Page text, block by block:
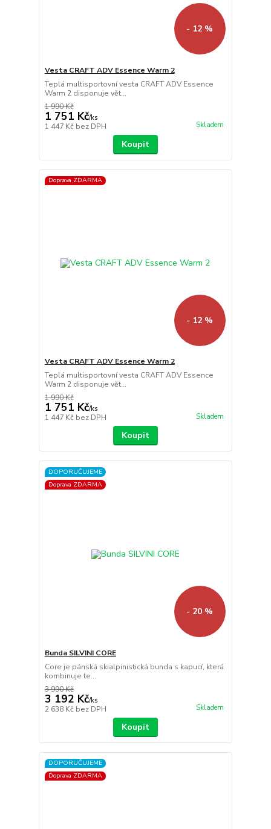
- 12 %
Vesta CRAFT ADV Essence Warm 2
Teplá multisportovní vesta CRAFT ADV Essence
Warm 2 disponuje vět...
1 990 Kč
1 751 Kč/ks
1 447 Kč bez DPH Skladem
Koupit
Doprava ZDARMA
- 12 %
Vesta CRAFT ADV Essence Warm 2
Teplá multisportovní vesta CRAFT ADV Essence
Warm 2 disponuje vět...
1 990 Kč
1 751 Kč/ks
1 447 Kč bez DPH Skladem
Koupit
DOPORUČUJEME
Doprava ZDARMA
- 20 %
Bunda SILVINI CORE
Core je pánská skialpinistická bunda s kapucí, která
kombinuje te...
3 990 Kč
3 192 Kč/ks
2 638 Kč bez DPH Skladem
Koupit
DOPORUČUJEME
Doprava ZDARMA